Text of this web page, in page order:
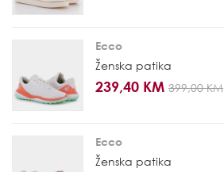
Ecco
Ženska patika
239,40 KM 399,00 KM
Ecco
Ženska patika